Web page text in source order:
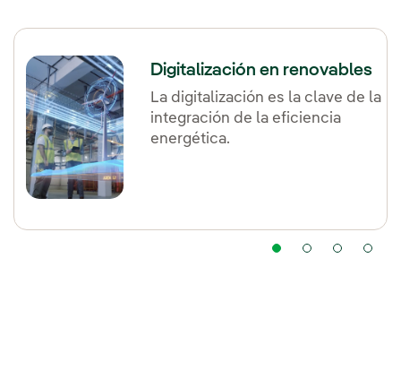
Digitalización en renovables
La digitalización es la clave de la
integración de la eficiencia
energética.